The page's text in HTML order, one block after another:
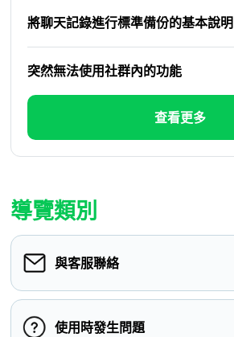
將聊天記錄進行標準備份的基本說明
突然無法使用社群內的功能
查看更多
導覽類別
與客服聯絡
使用時發生問題